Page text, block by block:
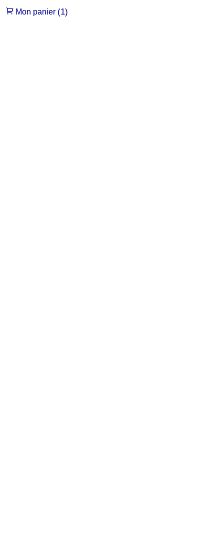
Mon panier (1)